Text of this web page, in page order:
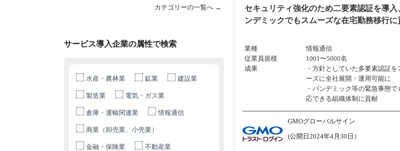
カテゴリーの一覧へ →
サービス導入企業の属性で検索
水産・農林業 鉱業 建設業
製造業 電気・ガス業
倉庫・運輸関連業 情報通信
商業（卸売業、小売業）
金融・保険業 不動産業
セキュリティ強化のため二要素認証を導入
ンデミックでもスムーズな在宅勤務移行に
業種
情報通信
従業員規模
1001〜5000名
成果
・方針としていた多要素認証を
ーズに全社展開・運用可能に
・パンデミック等の緊急事態で
応できる組織体制に貢献
GMOグローバルサイン
(公開日2024年4月30日）